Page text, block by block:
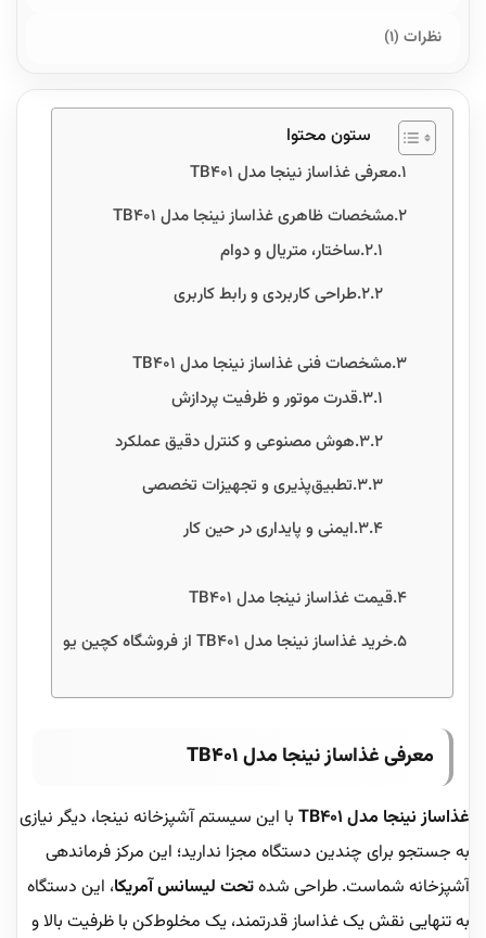
نظرات (1)
ستون محتوا
معرفی غذاساز نینجا مدل TB401
مشخصات ظاهری غذاساز نینجا مدل TB401
ساختار، متریال و دوام
طراحی کاربردی و رابط کاربری
مشخصات فنی غذاساز نینجا مدل TB401
قدرت موتور و ظرفیت پردازش
هوش مصنوعی و کنترل دقیق عملکرد
تطبیق‌پذیری و تجهیزات تخصصی
ایمنی و پایداری در حین کار
قیمت غذاساز نینجا مدل TB401
خرید غذاساز نینجا مدل TB401 از فروشگاه کچین یو
معرفی غذاساز نینجا مدل TB401
غذاساز نینجا مدل TB401
با این سیستم آشپزخانه نینجا، دیگر نیازی
به جستجو برای چندین دستگاه مجزا ندارید؛ این مرکز فرماندهی
آشپزخانه شماست. طراحی شدهتحت لیسانس آمریکا، این دستگاه
به تنهایی نقش یک غذاساز قدرتمند، یک مخلوط‌کن با ظرفیت بالا و